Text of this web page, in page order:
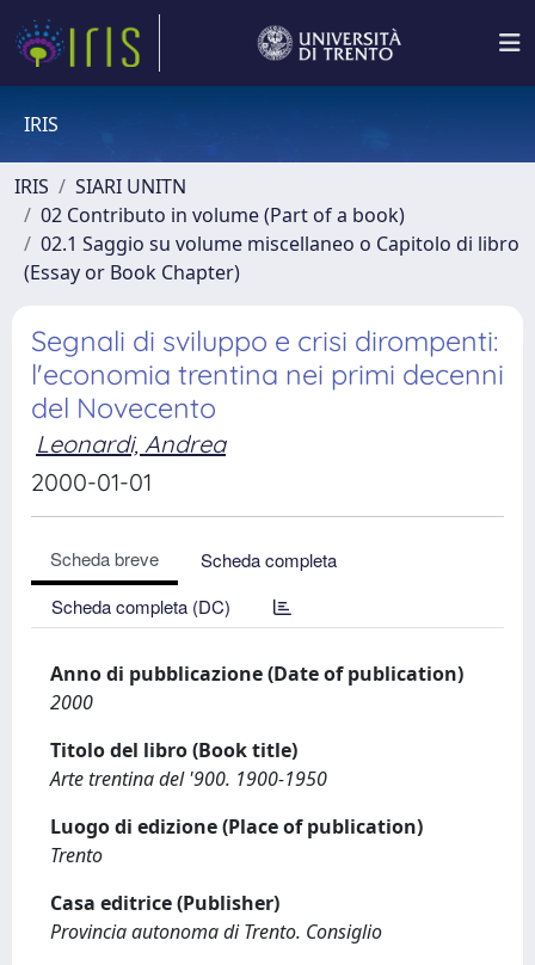
IRIS
IRIS
SIARI UNITN
02 Contributo in volume (Part of a book)
02.1 Saggio su volume miscellaneo o Capitolo di libro
(Essay or Book Chapter)
Segnali di sviluppo e crisi dirompenti:
l'economia trentina nei primi decenni
del Novecento
Leonardi, Andrea
2000-01-01
Scheda breve
Scheda completa
Scheda completa (DC)
Anno di pubblicazione (Date of publication)
2000
Titolo del libro (Book title)
Arte trentina del '900. 1900-1950
Luogo di edizione (Place of publication)
Trento
Casa editrice (Publisher)
Provincia autonoma di Trento. Consiglio